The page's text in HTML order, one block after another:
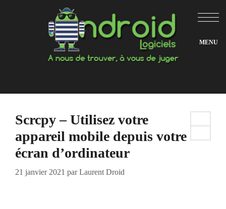
Scrcpy – Utilisez votre
appareil mobile depuis votre
écran d’ordinateur
21 janvier 2021 parLaurent Droid